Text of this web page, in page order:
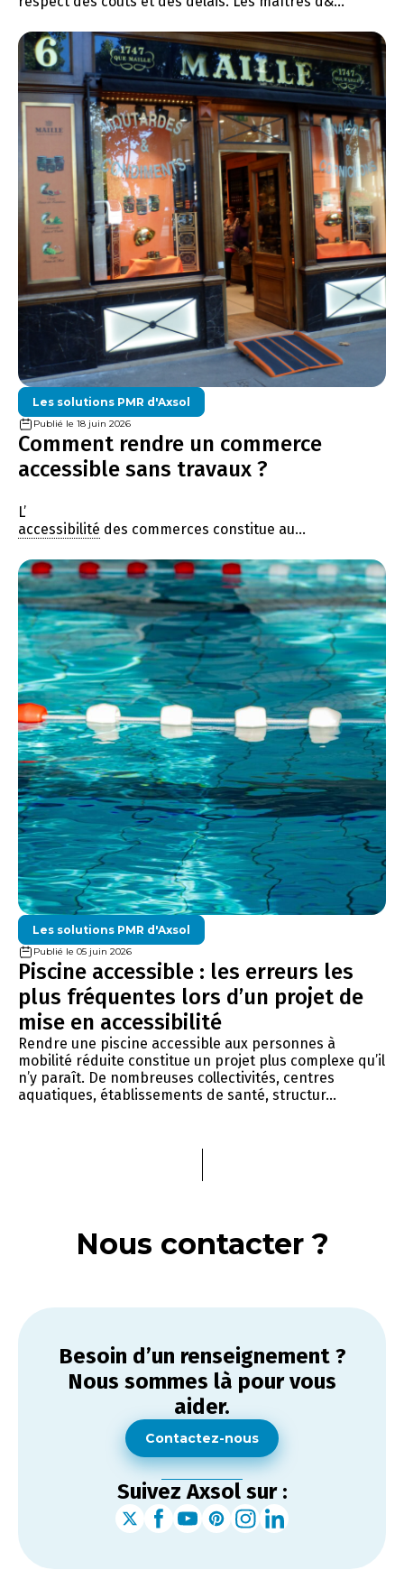
Les solutions PMR d'Axsol
Publié le 18 juin 2026
Comment rendre un commerce
accessible sans travaux ?
L’
accessibilité des commerces constitue au...
Les solutions PMR d'Axsol
Publié le 05 juin 2026
Piscine accessible : les erreurs les
plus fréquentes lors d’un projet de
mise en accessibilité
Rendre une piscine accessible aux personnes à
mobilité réduite constitue un projet plus complexe qu’il
n’y paraît. De nombreuses collectivités, centres
aquatiques, établissements de santé, structur...
Nous contacter ?
Besoin d’un renseignement ?
Nous sommes là pour vous
aider.
Contactez-nous
Suivez Axsol sur :